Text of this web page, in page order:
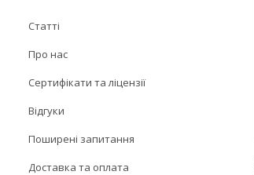
Статті
Про нас
Сертифікати та ліцензії
Відгуки
Поширені запитання
Доставка та оплата